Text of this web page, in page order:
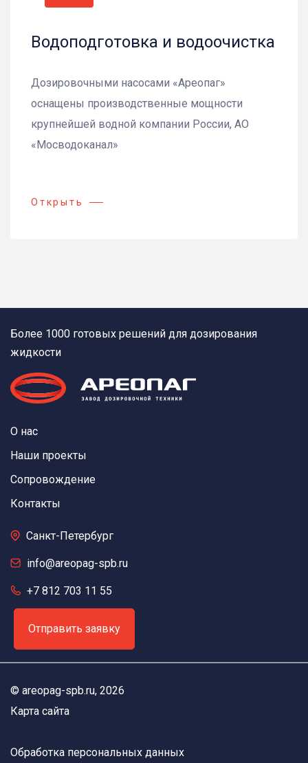
Водоподготовка и водоочистка
Дозировочными насосами «Ареопаг»
оснащены производственные мощности
крупнейшей водной компании России, АО
«Мосводоканал»
Открыть
Более 1000 готовых решений для дозирования
жидкости
О нас
Наши проекты
Сопровождение
Контакты
Санкт-Петербург
info@areopag-spb.ru
+7 812 703 11 55
Отправить заявку
© areopag-spb.ru, 2026
Карта сайта
Обработка персональных данных